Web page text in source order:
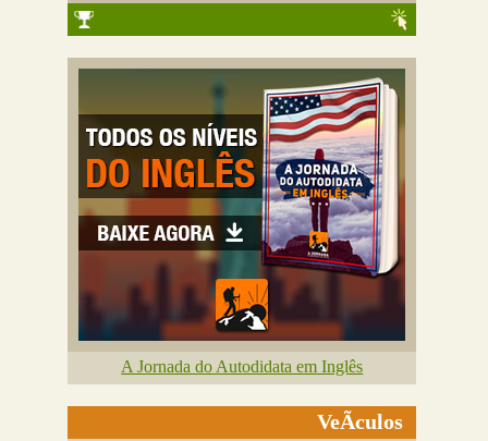
A Jornada do Autodidata em Inglês
VeÃ­culos